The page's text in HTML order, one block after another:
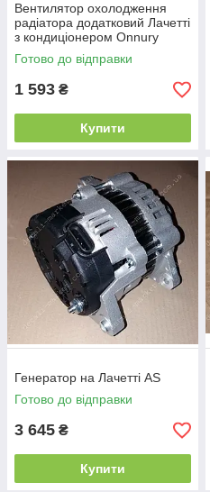
Вентилятор охолодження
радіатора додатковий Лачетті
з кондиціонером Onnury
Готово до відправки
1 593 ₴
Купити
Генератор на Лачетті AS
Готово до відправки
3 645 ₴
Купити